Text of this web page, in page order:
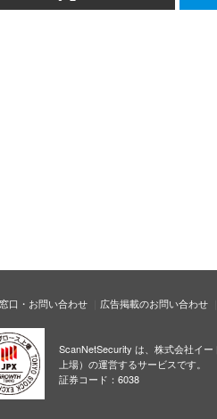
口・お問い合わせ 広告掲載のお問い合わせ
ScanNetSecurity は、株式会社イー
上場）の運営するサービスです。
証券コード：6038